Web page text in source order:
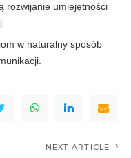
rozwijanie umiejętności
w naturalny sposób
NEXT ARTICLE